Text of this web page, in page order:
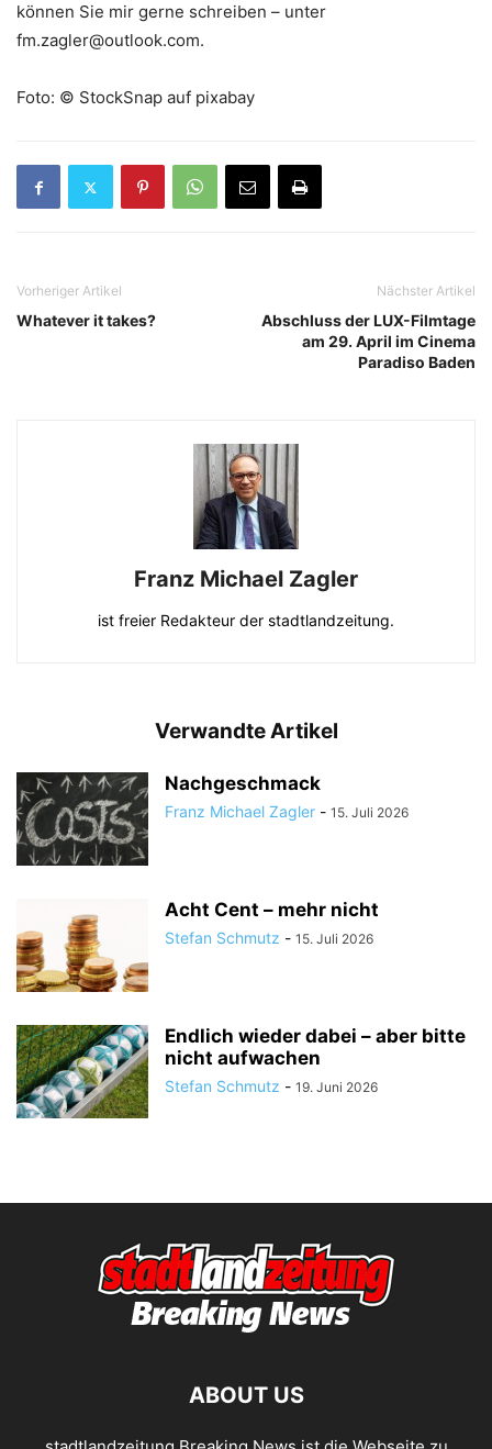
können Sie mir gerne schreiben – unter
fm.zagler@outlook.com.
Foto: © StockSnap auf pixabay
Vorheriger Artikel
Whatever it takes?
Nächster Artikel
Abschluss der LUX-Filmtage
am 29. April im Cinema
Paradiso Baden
Franz Michael Zagler
ist freier Redakteur der stadtlandzeitung.
Verwandte Artikel
Nachgeschmack
Franz Michael Zagler - 15. Juli 2026
Acht Cent – mehr nicht
Stefan Schmutz - 15. Juli 2026
Endlich wieder dabei – aber bitte
nicht aufwachen
Stefan Schmutz - 19. Juni 2026
ABOUT US